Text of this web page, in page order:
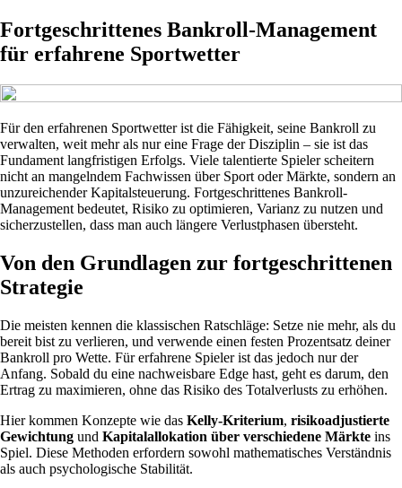
Fortgeschrittenes Bankroll-Management
für erfahrene Sportwetter
Für den erfahrenen Sportwetter ist die Fähigkeit, seine Bankroll zu
verwalten, weit mehr als nur eine Frage der Disziplin – sie ist das
Fundament langfristigen Erfolgs. Viele talentierte Spieler scheitern
nicht an mangelndem Fachwissen über Sport oder Märkte, sondern an
unzureichender Kapitalsteuerung. Fortgeschrittenes Bankroll-
Management bedeutet, Risiko zu optimieren, Varianz zu nutzen und
sicherzustellen, dass man auch längere Verlustphasen übersteht.
Von den Grundlagen zur fortgeschrittenen
Strategie
Die meisten kennen die klassischen Ratschläge: Setze nie mehr, als du
bereit bist zu verlieren, und verwende einen festen Prozentsatz deiner
Bankroll pro Wette. Für erfahrene Spieler ist das jedoch nur der
Anfang. Sobald du eine nachweisbare Edge hast, geht es darum, den
Ertrag zu maximieren, ohne das Risiko des Totalverlusts zu erhöhen.
Hier kommen Konzepte wie das Kelly-Kriterium, risikoadjustierte
Gewichtung und Kapitalallokation über verschiedene Märkte ins
Spiel. Diese Methoden erfordern sowohl mathematisches Verständnis
als auch psychologische Stabilität.